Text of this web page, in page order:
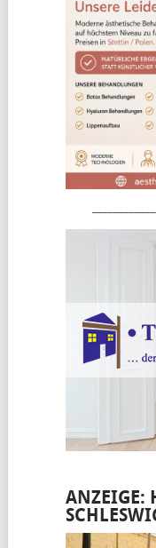
ANZEIGE: